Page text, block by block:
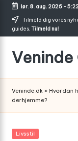
Skip
lør. 8. aug. 2026-
Tilmeld dig vores
guides. Tilmeld nu!
Veninde
Veninde.dk » Hvordan
derhjemme?
Posted
Livsstil